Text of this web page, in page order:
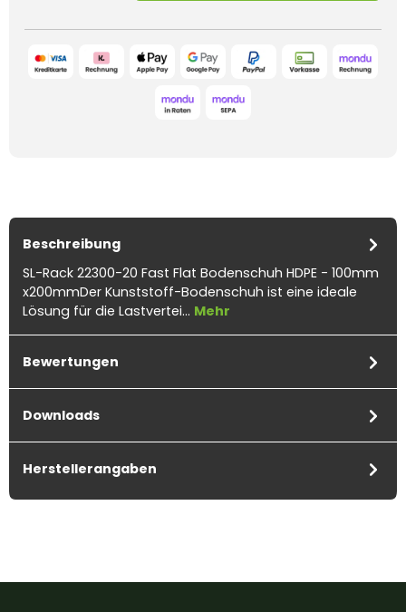
Beschreibung
SL-Rack 22300-20 Fast Flat Bodenschuh HDPE - 100mm
x200mmDer Kunststoff-Bodenschuh ist eine ideale
Lösung für die Lastvertei… Mehr
Bewertungen
Downloads
Herstellerangaben